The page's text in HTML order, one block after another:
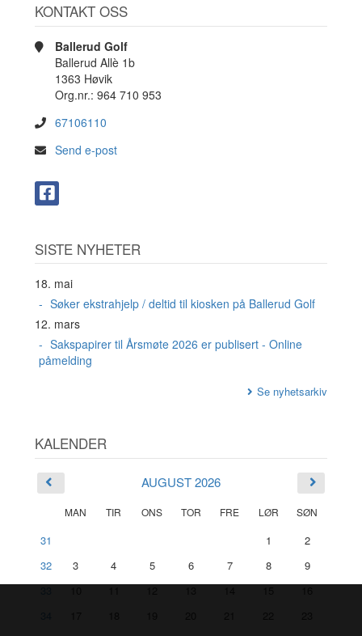
KONTAKT OSS
Ballerud Golf
Ballerud Allè 1b
1363 Høvik
Org.nr.: 964 710 953
67106110
Send e-post
SISTE NYHETER
18. mai
Søker ekstrahjelp / deltid til kiosken på Ballerud Golf
12. mars
Sakspapirer til Årsmøte 2026 er publisert - Online
påmelding
Se nyhetsarkiv
KALENDER
AUGUST 2026
MAN TIR ONS TOR FRE LØR SØN
31 1
2
32
3 4 5 6 7 8
9